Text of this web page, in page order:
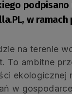
w
na terenie
To ambitne
ekologicznej
w